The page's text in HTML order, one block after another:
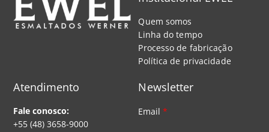
Quem somos
Linha do tempo
Processo de fabricação
Política de privacidade
Atendimento
Fale conosco:
+55 (48) 3658-9000
Newsletter
Email*